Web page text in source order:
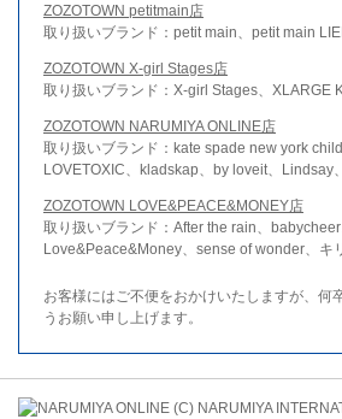
ZOZOTOWN petitmain店
取り扱いブランド：petit main、petit main
ZOZOTOWN X-girl Stages店
取り扱いブランド：X-girl Stages、XLARGE
ZOZOTOWN NARUMIYA ONLINE店
取り扱いブランド：kate spade new york
LOVETOXIC、kladskap、by loveit、Lindsay
ZOZOTOWN LOVE&PEACE&MONEY店
取り扱いブランド：After the rain、babycheer
Love&Peace&Money、sense of wonder、キ
お客様にはご不便をおかけいたしますが、何
うお願い申し上げます。